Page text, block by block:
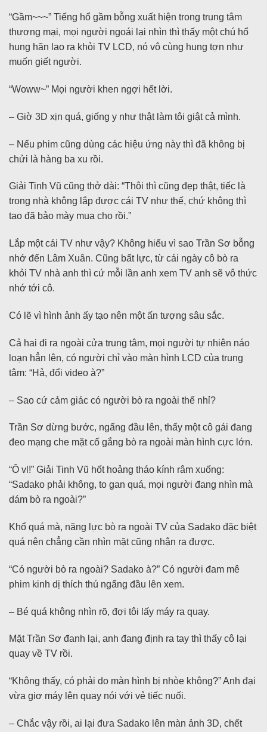
“Gầm~~~” Tiếng hổ gầm bỗng xuất hiện trong trung tâm
thương mại, mọi người ngoái lại nhìn thì thấy một chú hổ
hung hãn lao ra khỏi TV LCD, nó vô cùng hung tợn như
muốn giết người.
“Woww~” Mọi người khen ngợi hết lời.
– Giờ 3D xịn quá, giống y như thật làm tôi giật cả mình.
– Nếu phim cũng dùng các hiệu ứng này thì đã không bị
chửi là hàng ba xu rồi.
Giải Tinh Vũ cũng thở dài: “Thôi thì cũng đẹp thật, tiếc là
trong nhà không lắp được cái TV như thế, chứ không thì
tao đã bảo mày mua cho rồi.”
Lắp một cái TV như vậy? Không hiểu vì sao Trần Sơ bỗng
nhớ đến Lâm Xuân. Cũng bất lực, từ cái ngày cô bò ra
khỏi TV nhà anh thì cứ mỗi lần anh xem TV anh sẽ vô thức
nhớ tới cô.
Có lẽ vì hình ảnh ấy tạo nên một ấn tượng sâu sắc.
Cả hai đi ra ngoài cửa trung tâm, mọi người tự nhiên náo
loạn hẳn lên, có người chỉ vào màn hình LCD của trung
tâm: “Hả, đổi video à?”
– Sao cứ cảm giác có người bò ra ngoài thế nhỉ?
Trần Sơ dừng bước, ngẩng đầu lên, thấy một cô gái đang
đeo mạng che mặt cố gắng bò ra ngoài màn hình cực lớn.
“Ô vl!” Giải Tinh Vũ hốt hoảng tháo kính râm xuống:
“Sadako phải không, to gan quá, mọi người đang nhìn mà
dám bò ra ngoài?”
Khổ quá mà, năng lực bò ra ngoài TV của Sadako đặc biệt
quá nên chẳng cần nhìn mặt cũng nhận ra được.
“Có người bò ra ngoài? Sadako à?” Có người đam mê
phim kinh dị thích thú ngẩng đầu lên xem.
– Bé quá không nhìn rõ, đợi tôi lấy máy ra quay.
Mặt Trần Sơ đanh lại, anh đang định ra tay thì thấy cô lại
quay về TV rồi.
“Không thấy, có phải do màn hình bị nhòe không?” Anh đại
vừa giơ máy lên quay nói với vẻ tiếc nuối.
– Chắc vậy rồi, ai lại đưa Sadako lên màn ảnh 3D, chết